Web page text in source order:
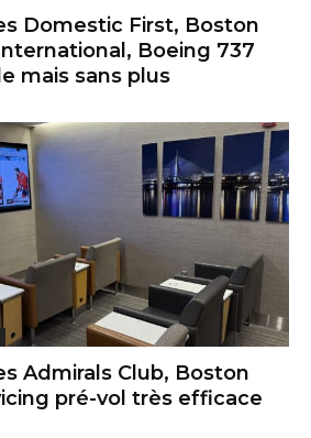
Domestic First, Boston
Boeing 737
mais sans plus
Admirals Club, Boston
pré-vol très efficace